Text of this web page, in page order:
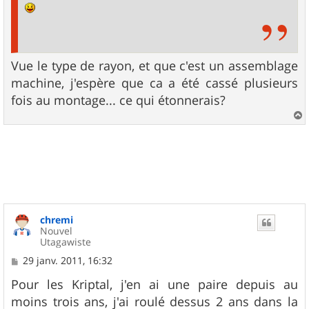
Vue le type de rayon, et que c'est un assemblage
machine, j'espère que ca a été cassé plusieurs
fois au montage... ce qui étonnerais?
a
chremi
Nouvel
Utagawiste
M
s
s
a
29 janv. 2011, 16:32
Pour les Kriptal, j'en ai une paire depuis au
moins trois ans, j'ai roulé dessus 2 ans dans la